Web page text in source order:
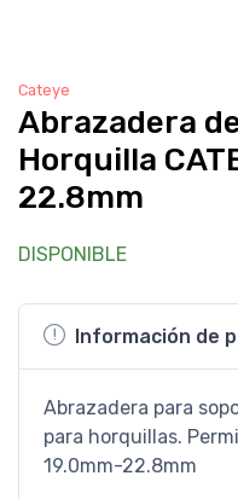
Cateye
Abrazadera
Horquilla
22.8mm
DISPONIBLE
Información de
Abrazadera para
para horquillas.
19.0mm-22.8mm